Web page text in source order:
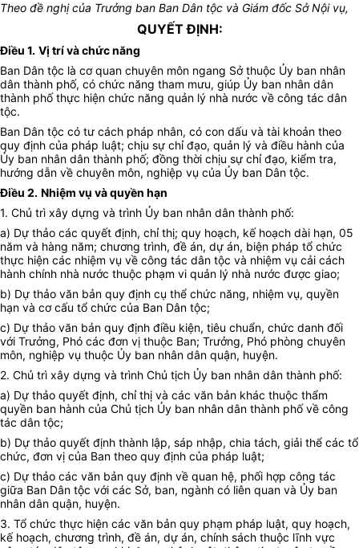
Theo đề nghị của Trưởng ban Ban Dân tộc và Giám đốc Sở Nội vụ,
QUYẾT ĐỊNH:
Điều 1. Vị trí và chức năng
Ban Dân tộc là cơ quan chuyên môn ngang Sở thuộc Ủy ban nhân
dân thành phố, có chức năng tham mưu, giúp Ủy ban nhân dân
thành phố thực hiện chức năng quản lý nhà nước về công tác dân
tộc.
Ban Dân tộc có tư cách pháp nhân, có con dấu và tài khoản theo
quy định của pháp luật; chịu sự chỉ đạo, quản lý và điều hành của
Ủy ban nhân dân thành phố; đồng thời chịu sự chỉ đạo, kiểm tra,
hướng dẫn về chuyên môn, nghiệp vụ của Ủy ban Dân tộc.
Điều 2. Nhiệm vụ và quyền hạn
1. Chủ trì xây dựng và trình Ủy ban nhân dân thành phố:
a) Dự thảo các quyết định, chỉ thị; quy hoạch, kế hoạch dài hạn, 05
năm và hàng năm; chương trình, đề án, dự án, biện pháp tổ chức
thực hiện các nhiệm vụ về công tác dân tộc và nhiệm vụ cải cách
hành chính nhà nước thuộc phạm vi quản lý nhà nước được giao;
b) Dự thảo văn bản quy định cụ thể chức năng, nhiệm vụ, quyền
hạn và cơ cấu tổ chức của Ban Dân tộc;
c) Dự thảo văn bản quy định điều kiện, tiêu chuẩn, chức danh đối
với Trưởng, Phó các đơn vị thuộc Ban; Trưởng, Phó phòng chuyên
môn, nghiệp vụ thuộc Ủy ban nhân dân quận, huyện.
2. Chủ trì xây dựng và trình Chủ tịch Ủy ban nhân dân thành phố:
a) Dự thảo quyết định, chỉ thị và các văn bản khác thuộc thẩm
quyền ban hành của Chủ tịch Ủy ban nhân dân thành phố về công
tác dân tộc;
b) Dự thảo quyết định thành lập, sáp nhập, chia tách, giải thể các tổ
chức, đơn vị của Ban theo quy định của pháp luật;
c) Dự thảo các văn bản quy định về quan hệ, phối hợp công tác
giữa Ban Dân tộc với các Sở, ban, ngành có liên quan và Ủy ban
nhân dân quận, huyện.
3. Tổ chức thực hiện các văn bản quy phạm pháp luật, quy hoạch,
kế hoạch, chương trình, đề án, dự án, chính sách thuộc lĩnh vực